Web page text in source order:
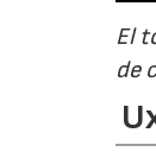
El
de